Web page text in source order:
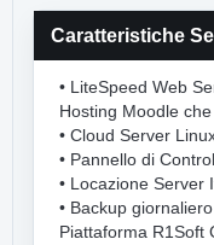
Caratteristiche
• LiteSpeed Web
Hosting Moodle
• Cloud Server
• Pannello di
• Locazione Server
• Backup
Piattaforma R1Soft